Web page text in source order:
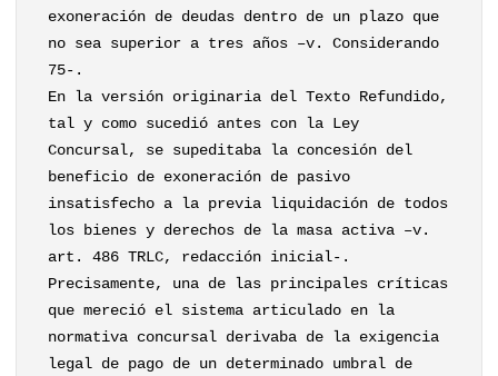
exoneración de deudas dentro de un plazo que
no sea superior a tres años –v. Considerando
75-.
En la versión originaria del Texto Refundido,
tal y como sucedió antes con la Ley
Concursal, se supeditaba la concesión del
beneficio de exoneración de pasivo
insatisfecho a la previa liquidación de todos
los bienes y derechos de la masa activa –v.
art. 486 TRLC, redacción inicial-.
Precisamente, una de las principales críticas
que mereció el sistema articulado en la
normativa concursal derivaba de la exigencia
legal de pago de un determinado umbral de